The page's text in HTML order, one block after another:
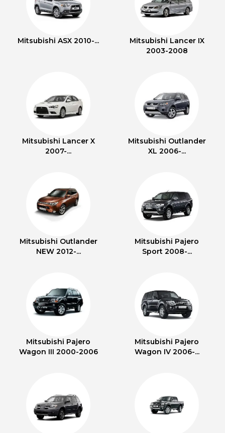
Mitsubishi ASX 2010-...
Mitsubishi Lancer IX
2003-2008
Mitsubishi Lancer X
2007-...
Mitsubishi Outlander
XL 2006-...
Mitsubishi Outlander
NEW 2012-...
Mitsubishi Pajero
Sport 2008-...
Mitsubishi Pajero
Wagon III 2000-2006
Mitsubishi Pajero
Wagon IV 2006-...